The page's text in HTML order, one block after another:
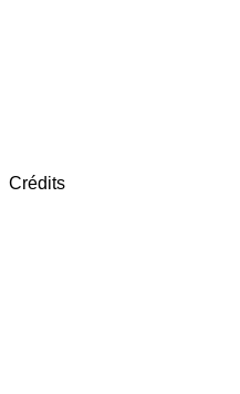
Crédits